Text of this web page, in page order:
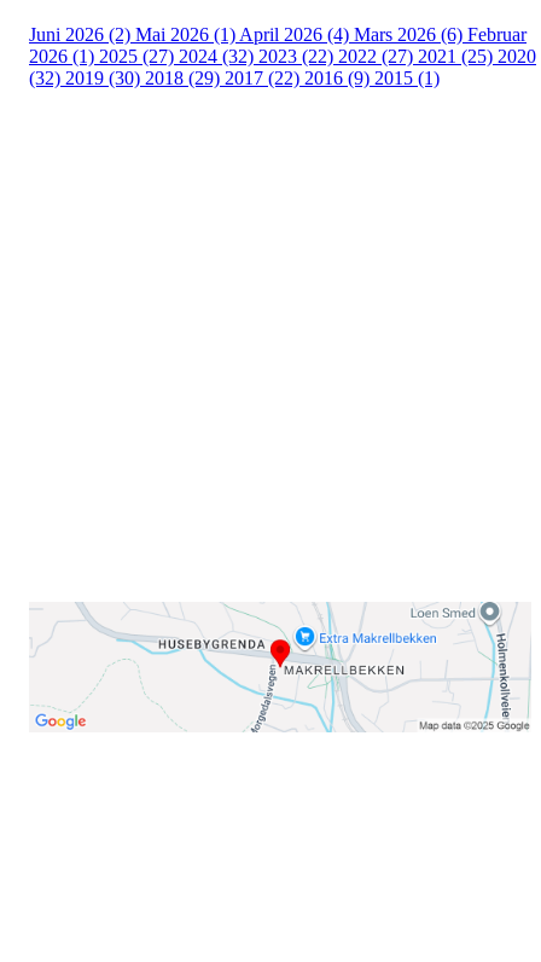
Juni 2026 (2) Mai 2026 (1) April 2026 (4) Mars 2026 (6) Februar
2026 (1) 2025 (27) 2024 (32) 2023 (22) 2022 (27) 2021 (25) 2020
(32) 2019 (30) 2018 (29) 2017 (22) 2016 (9) 2015 (1)